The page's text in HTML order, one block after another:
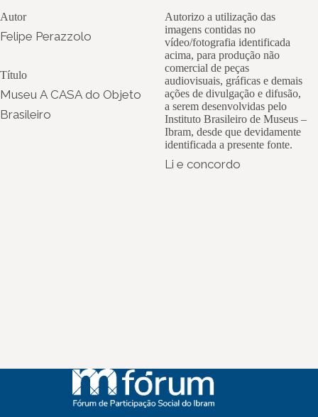
Autor
Felipe Perazzolo
Título
Museu A CASA do Objeto
Brasileiro
Autorizo a utilização das
imagens contidas no
vídeo/fotografia identificada
acima, para produção não
comercial de peças
audiovisuais, gráficas e demais
ações de divulgação e difusão,
a serem desenvolvidas pelo
Instituto Brasileiro de Museus –
Ibram, desde que devidamente
identificada a presente fonte.
Li e concordo